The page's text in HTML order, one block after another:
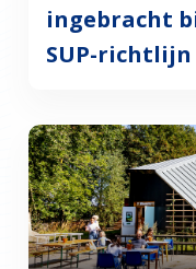
ingebracht
SUP-richtlijn